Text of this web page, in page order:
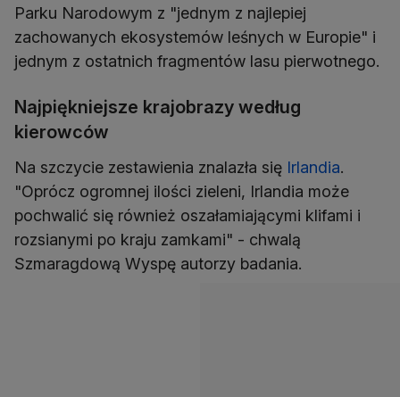
Parku Narodowym z "jednym z najlepiej
zachowanych ekosystemów leśnych w Europie" i
jednym z ostatnich fragmentów lasu pierwotnego.
Najpiękniejsze krajobrazy według
kierowców
Na szczycie zestawienia znalazła się Irlandia.
"Oprócz ogromnej ilości zieleni, Irlandia może
pochwalić się również oszałamiającymi klifami i
rozsianymi po kraju zamkami" - chwalą
Szmaragdową Wyspę autorzy badania.